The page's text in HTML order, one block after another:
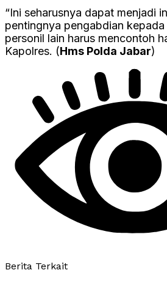
“Ini seharusnya dapat menjadi
pentingnya pengabdian
personil lain harus mencontoh
Kapolres. (Hms Polda Jabar)
Berita Terkait